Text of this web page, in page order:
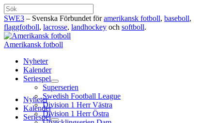
Hoppa
till
innehåll
Sök
SWE3 – Svenska Förbundet föramerikansk fotboll, baseboll,
flaggfotboll, lacrosse, landhockey och softboll.
Amerikansk fotboll
Nyheter
Kalender
Seriespel
Superserien
Swedish Football League
Division 1 Herr Västra
Division 1 Herr Östra
Nyheter
Kalender
Seriespel